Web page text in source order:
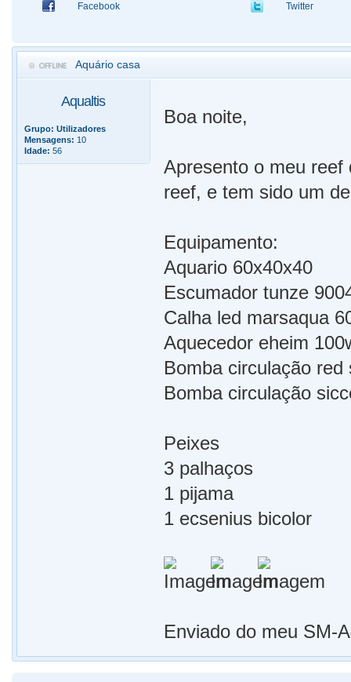
Facebook Twitter
Aquário casa
Aqualtis
Grupo: Utilizadores
Mensagens: 10
Idade: 56
Boa noite,
Apresento o meu
reef, e tem sido um
Equipamento:
Aquario 60x40x40
Escumador tunze
Calha led marsaqua
Aquecedor eheim
Bomba circulação red
Bomba circulação
Peixes
3 palhaços
1 pijama
1 ecsenius bicolor
Enviado do meu SM-